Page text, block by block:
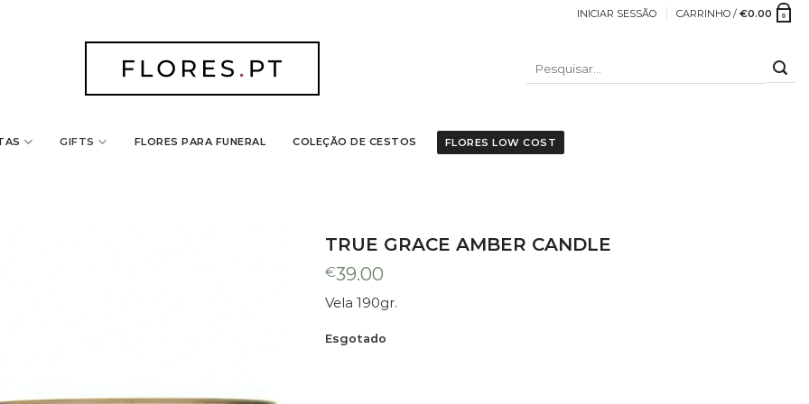
INICIAR SESSÃO CARRINHO / €0.00 0
PESQUISAR
POR:
GIFTS FLORES PARA FUNERAL COLEÇÃO DE CESTOS FLORES LOW COST
TRUE GRACE AMBER CANDLE
€39.00
Vela 190gr.
Esgotado